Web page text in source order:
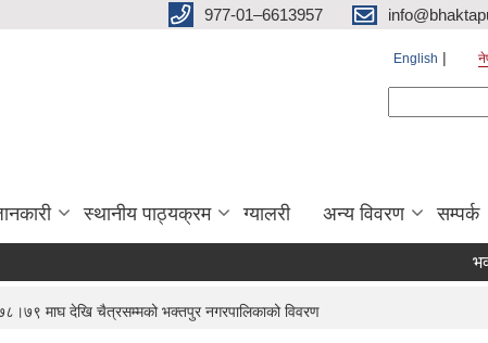
977-01–6613957
English
स्थानीय पाठ्यक्रम ग्यालरी अन्य विवरण सम्पर्क
माघ देखि चैत्रसम्मको भक्तपुर नगरपालिकाको विवरण